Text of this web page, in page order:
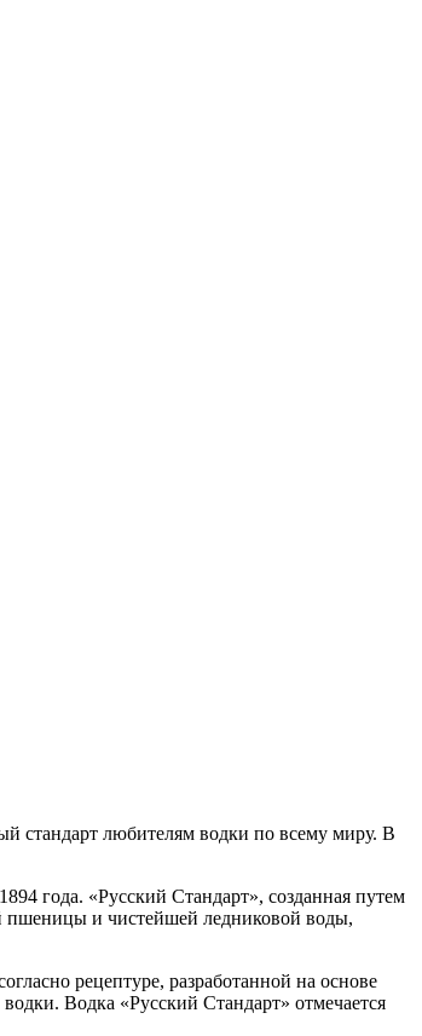
стандарт любителям водки по всему миру. В
года. «Русский Стандарт», созданная путем
пшеницы и чистейшей ледниковой воды,
рецептуре, разработанной на основе
Водка «Русский Стандарт» отмечается